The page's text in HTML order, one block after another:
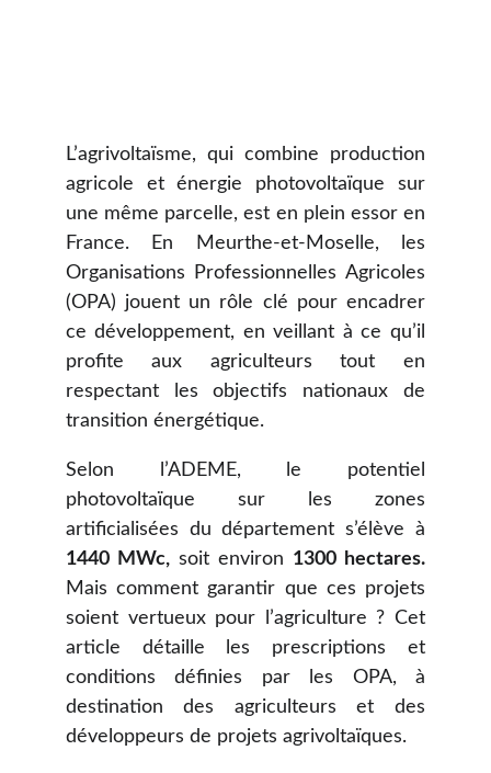
L’agrivoltaïsme, qui combine production
agricole et énergie photovoltaïque sur
une même parcelle, est en plein essor en
France. En Meurthe-et-Moselle, les
Organisations Professionnelles Agricoles
(OPA) jouent un rôle clé pour encadrer
ce développement, en veillant à ce qu’il
profite aux agriculteurs tout en
respectant les objectifs nationaux de
transition énergétique.
Selon l’ADEME, le potentiel
photovoltaïque sur les zones
artificialisées du département s’élève à
1440 MWc, soit environ 1300 hectares.
Mais comment garantir que ces projets
soient vertueux pour l’agriculture ? Cet
article détaille les prescriptions et
conditions définies par les OPA, à
destination des agriculteurs et des
développeurs de projets agrivoltaïques.